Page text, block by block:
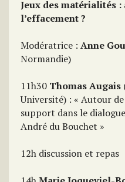
Jeux des matérialités :
l’effacement ?
Modératrice : Anne
Normandie)
11h30 Thomas Augais
Université) : « Autour de
support dans le
André du Bouchet »
12h discussion et repas